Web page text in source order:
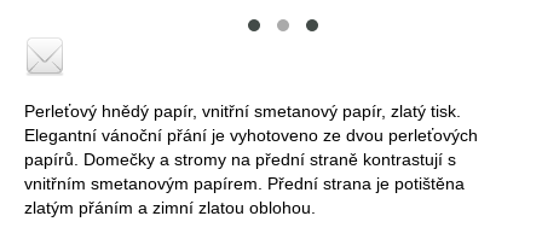
Perleťový hnědý papír, vnitřní smetanový papír, zlatý tisk.
Elegantní vánoční přání je vyhotoveno ze dvou perleťových
papírů. Domečky a stromy na přední straně kontrastují s
vnitřním smetanovým papírem. Přední strana je potištěna
zlatým přáním a zimní zlatou oblohou.